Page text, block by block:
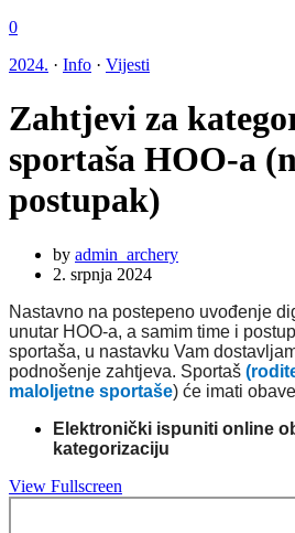
0
2024. · Info · Vijesti
Zahtjevi za
sportaša HOO-a
postupak)
by admin_archery
2. srpnja 2024
Nastavno na postepeno uvođenje
unutar HOO-a, a samim time i
sportaša, u nastavku Vam
podnošenje zahtjeva. Sportaš
maloljetne sportaše) će imati
Elektronički ispuniti online
kategorizaciju
View Fullscreen
Skip